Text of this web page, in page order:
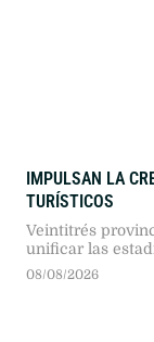
IMPULSAN LA
TURÍSTICOS
Veintitrés
unificar las
plataforma
08/08/2026